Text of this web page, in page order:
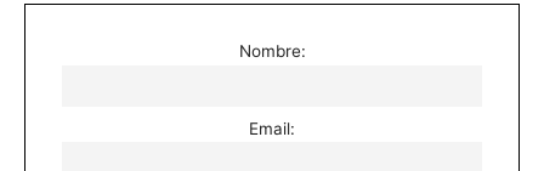
Nombre:
Email: